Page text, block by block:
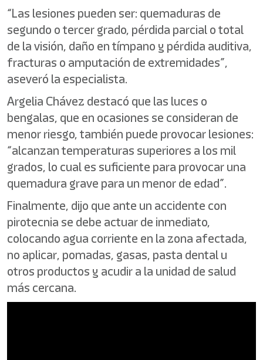
“Las lesiones pueden ser: quemaduras de
segundo o tercer grado, pérdida parcial o total
de la visión, daño en tímpano y pérdida auditiva,
fracturas o amputación de extremidades”,
aseveró la especialista.
Argelia Chávez destacó que las luces o
bengalas, que en ocasiones se consideran de
menor riesgo, también puede provocar lesiones:
“alcanzan temperaturas superiores a los mil
grados, lo cual es suficiente para provocar una
quemadura grave para un menor de edad”.
Finalmente, dijo que ante un accidente con
pirotecnia se debe actuar de inmediato,
colocando agua corriente en la zona afectada,
no aplicar, pomadas, gasas, pasta dental u
otros productos y acudir a la unidad de salud
más cercana.